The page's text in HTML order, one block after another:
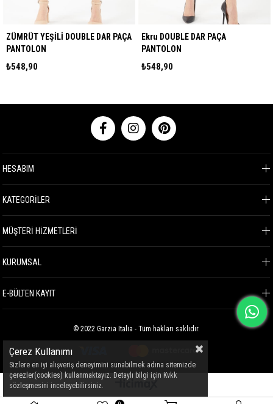
DOUBLE DAR PAÇA
Ekru DOUBLE DAR PAÇA
PANTOLON
HESABIM
KATEGORİLER
MÜŞTERİ HİZMETLERİ
KURUMSAL
E-BÜLTEN KAYIT
© 2022 Garzia Italia - Tüm hakları saklıdır.
Çerez Kullanımı
Sizlere en iyi alışveriş deneyimini sunabilmek adına sitemizde
çerezler(cookies) kullanmaktayız. Detaylı bilgi için Kvkk
sözleşmesini inceleyebilirsiniz.